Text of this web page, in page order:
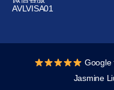
AVLVISA01
Google
Jasmine